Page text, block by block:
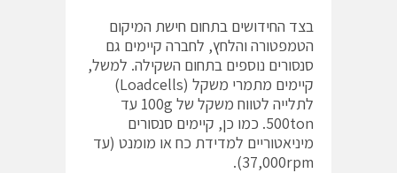
בצד החידושים בתחום חישת המיקום
הטמפטורה והלחץ, לחברה קיימים גם
סנסורים נוספים בתחום השקילה. למשל,
קיימים מתמרי משקל (Loadcells)
לתלייה לטווח משקל של 100g עד
500ton. כמו כן, קיימים סנסורים
מיניאטוריים למדידת כח או מומנט (עד
37,000rpm).